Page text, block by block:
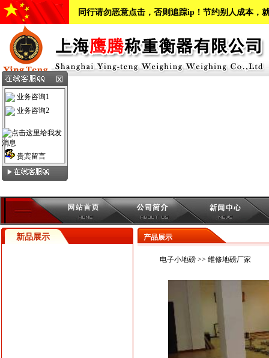
同行请勿恶意点击，否则追踪ip！节约别人成本，
新品展示 产品展示
电子小地磅>> 维修地磅厂家
业务咨询1
业务咨询2
贵宾留言